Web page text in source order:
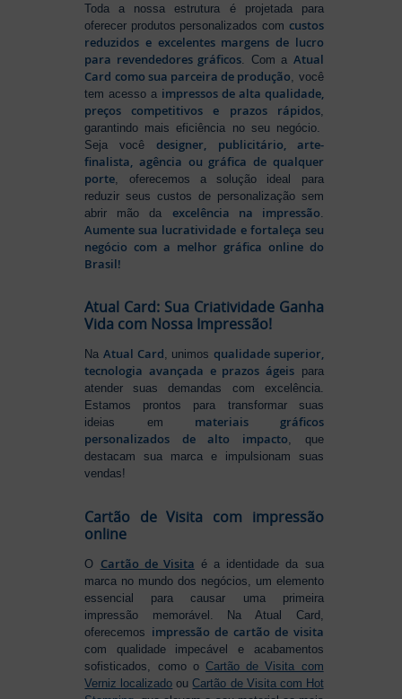
Toda a nossa estrutura é projetada para
oferecer produtos personalizados com custos
reduzidos e excelentes margens de lucro
para revendedores gráficos . Com a Atual
Card como sua parceira de produção , você
tem acesso a impressos de alta qualidade,
preços competitivos e prazos rápidos,
garantindo mais eficiência no seu negócio.
Seja vocêdesigner, publicitário, arte-
finalista, agência ou gráfica de qualquer
porte , oferecemos a solução ideal para
reduzir seus custos de personalização sem
abrir mão da excelência na impressão
Aumente sua lucratividade e fortaleça seu
negócio com a melhor gráfica online do
Brasil!
Atual Card: Sua Criatividade Ganha
Vida com Nossa Impressão!
Na Atual Card, unimos qualidade superior,
tecnologia avançada e prazos ágeispara
atender suas demandas com excelência.
Estamos prontos para transformar suas
ideias em materiais gráficos
personalizados de alto impacto, que
destacam sua marca e impulsionam suas
vendas!
Cartão de Visita com impressão
online
O Cartão de Visita é a identidade da sua
marca no mundo dos negócios, um elemento
essencial para causar uma primeira
impressão memorável. Na Atual Card,
oferecemos impressão de cartão de visita
com qualidade impecável e acabamentos
sofisticados, como o Cartão de Visita com
Verniz localizado ouCartão de Visita com Hot